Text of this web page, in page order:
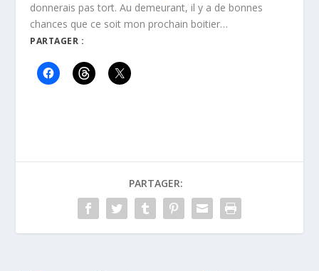
donnerais pas tort. Au demeurant, il y a de bonnes
chances que ce soit mon prochain boitier…
PARTAGER :
PARTAGER: